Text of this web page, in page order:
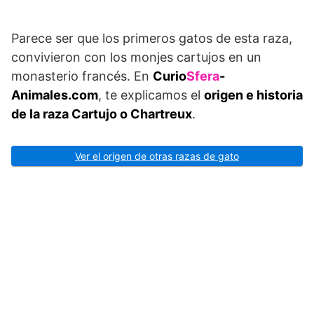
Parece ser que los primeros gatos de esta raza,
convivieron con los monjes cartujos en un
monasterio francés. En CurioSfera-
Animales.com, te explicamos el origen e historia
de la raza Cartujo o Chartreux.
Ver el origen de otras razas de gato